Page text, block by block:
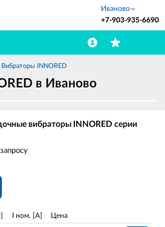
Иваново
+7-903-935-6690
Вибраторы INNORED
в Иваново
вибраторы INNORED серии
I ном. [A] Цена